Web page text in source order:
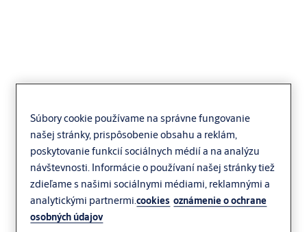
Yale Y90SB kalená oceľ
Súbory cookie používame na správne fungovanie
našej stránky, prispôsobenie obsahu a reklám,
poskytovanie funkcií sociálnych médií a na analýzu
návštevnosti. Informácie o používaní našej stránky tiež
zdieľame s našimi sociálnymi médiami, reklamnými a
analytickými partnermi.cookies oznámenie o ochrane
osobných údajov